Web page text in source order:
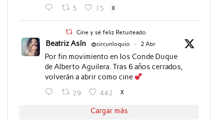
5 15 X
Cine y sé feliz Retuiteado
Beatriz Asín @circunloquio · 2 Abr
Por fin movimiento en los Conde Duque
de Alberto Aguilera. Tras 6 años cerrados,
volverán a abrir como cine
29 442 X
Cargar más